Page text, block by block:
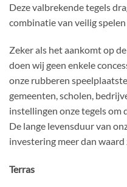
Deze valbrekende tegels
combinatie van veilig spelen
Zeker als het aankomt op
doen wij geen enkele
onze rubberen
gemeenten, scholen,
instellingen onze tegels om
De lange levensduur van
investering meer dan waard
Terras